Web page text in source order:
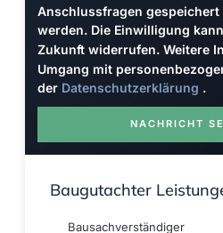
Anschlussfragen
werden. Die Einwilligung
Zukunft widerrufen. Weitere
Umgang mit
der Datenschutzerklärung .
NACHRICHT
Baugutachter
Bausachverständiger